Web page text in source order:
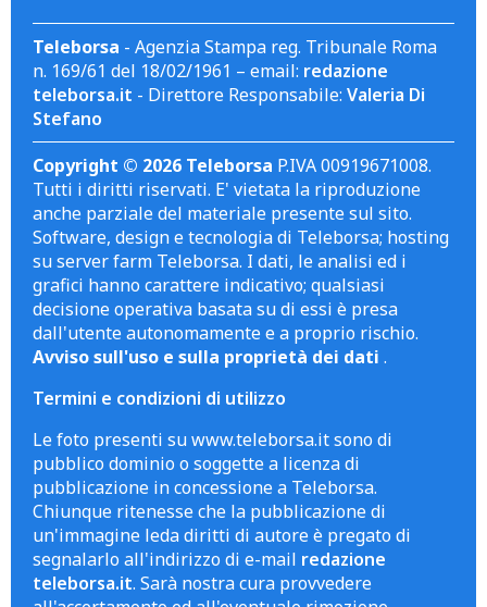
Teleborsa - Agenzia Stampa reg. Tribunale Roma
n. 169/61 del 18/02/1961 – email: redazione
teleborsa.it - Direttore Responsabile: Valeria Di
Stefano
Copyright © 2026 Teleborsa P.IVA 00919671008.
Tutti i diritti riservati. E' vietata la riproduzione
anche parziale del materiale presente sul sito.
Software, design e tecnologia di Teleborsa; hosting
su server farm Teleborsa. I dati, le analisi ed i
grafici hanno carattere indicativo; qualsiasi
decisione operativa basata su di essi è presa
dall'utente autonomamente e a proprio rischio.
Avviso sull'uso e sulla proprietà dei dati .
Termini e condizioni di utilizzo
Le foto presenti su www.teleborsa.it sono di
pubblico dominio o soggette a licenza di
pubblicazione in concessione a Teleborsa.
Chiunque ritenesse che la pubblicazione di
un'immagine leda diritti di autore è pregato di
segnalarlo all'indirizzo di e-mail redazione
teleborsa.it. Sarà nostra cura provvedere